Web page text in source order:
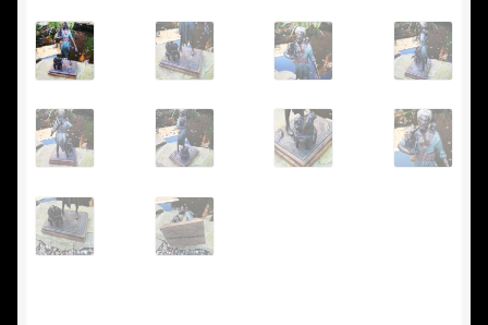
Panier